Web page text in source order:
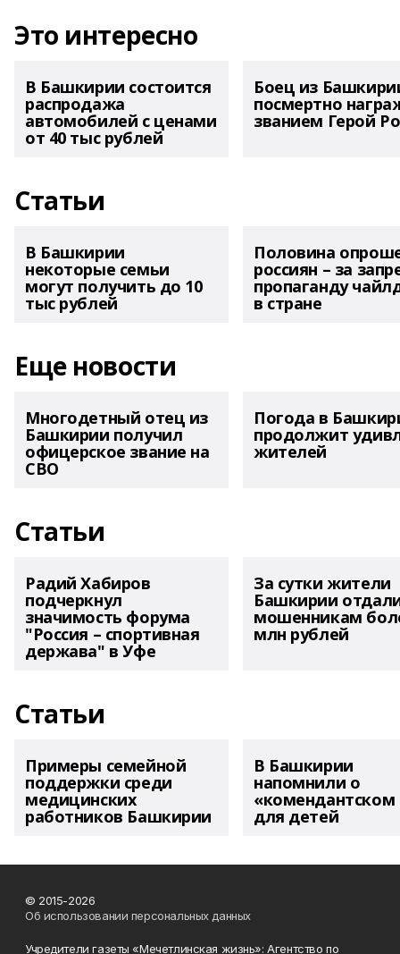
Это интересно
В Башкирии состоится
распродажа
автомобилей с ценами
от 40 тыс рублей
Боец из
посмертно
званием Герой
Статьи
В Башкирии
некоторые семьи
могут получить до 10
тыс рублей
Половина
россиян – за
пропаганду
в стране
Еще новости
Многодетный отец из
Башкирии получил
офицерское звание на
СВО
Погода в
продолжит
жителей
Статьи
Радий Хабиров
подчеркнул
значимость форума
"Россия – спортивная
держава" в Уфе
За сутки жители
Башкирии
мошенникам
млн рублей
Статьи
Примеры семейной
поддержки среди
медицинских
работников Башкирии
В Башкирии
напомнили о
«комендантском
для детей
© 2015-2026
Об использовании персональных данных
Учредители газеты «Мечетлинская жизнь»: Агентство по